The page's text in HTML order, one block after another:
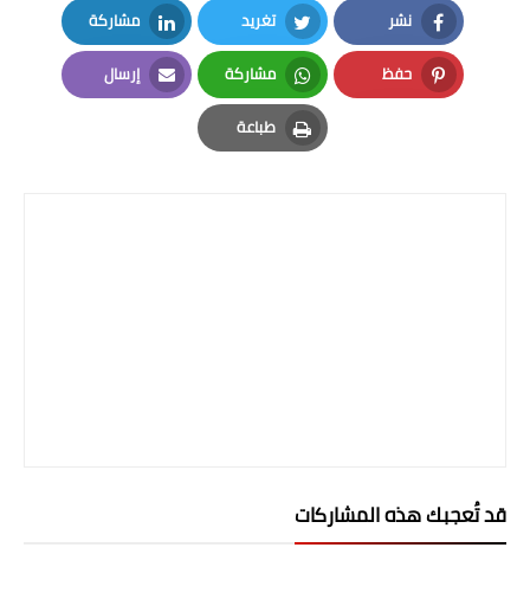
نشر
Facebook
تغريد
Twitter
مشاركة
LinkedIn
حفظ
Pinterest
مشاركة
Whatsapp
إرسال
Email
طباعة
Print
قد تُعجبك هذه المشاركات